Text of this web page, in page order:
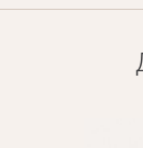
Вам на